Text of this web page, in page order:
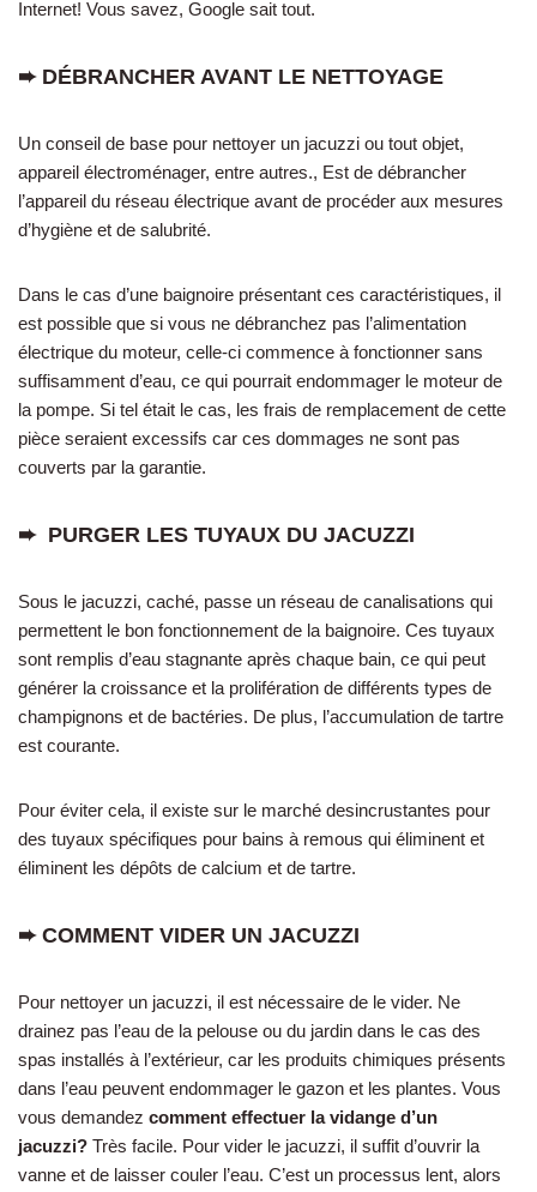
Internet! Vous savez, Google sait tout.
➨ DÉBRANCHER AVANT LE NETTOYAGE
Un conseil de base pour nettoyer un jacuzzi ou tout objet,
appareil électroménager, entre autres., Est de débrancher
l’appareil du réseau électrique avant de procéder aux mesures
d’hygiène et de salubrité.
Dans le cas d’une baignoire présentant ces caractéristiques, il
est possible que si vous ne débranchez pas l’alimentation
électrique du moteur, celle-ci commence à fonctionner sans
suffisamment d’eau, ce qui pourrait endommager le moteur de
la pompe. Si tel était le cas, les frais de remplacement de cette
pièce seraient excessifs car ces dommages ne sont pas
couverts par la garantie.
➨ PURGER LES TUYAUX DU JACUZZI
Sous le jacuzzi, caché, passe un réseau de canalisations qui
permettent le bon fonctionnement de la baignoire. Ces tuyaux
sont remplis d’eau stagnante après chaque bain, ce qui peut
générer la croissance et la prolifération de différents types de
champignons et de bactéries. De plus, l’accumulation de tartre
est courante.
Pour éviter cela, il existe sur le marché desincrustantes pour
des tuyaux spécifiques pour bains à remous qui éliminent et
éliminent les dépôts de calcium et de tartre.
➨ COMMENT VIDER UN JACUZZI
Pour nettoyer un jacuzzi, il est nécessaire de le vider. Ne
drainez pas l’eau de la pelouse ou du jardin dans le cas des
spas installés à l’extérieur, car les produits chimiques présents
dans l’eau peuvent endommager le gazon et les plantes. Vous
vous demandez comment effectuer la vidange d’un
jacuzzi? Très facile. Pour vider le jacuzzi, il suffit d’ouvrir la
vanne et de laisser couler l’eau. C’est un processus lent, alors